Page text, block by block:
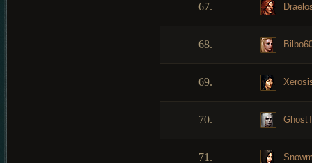
67.
68.
69.
70.
71.